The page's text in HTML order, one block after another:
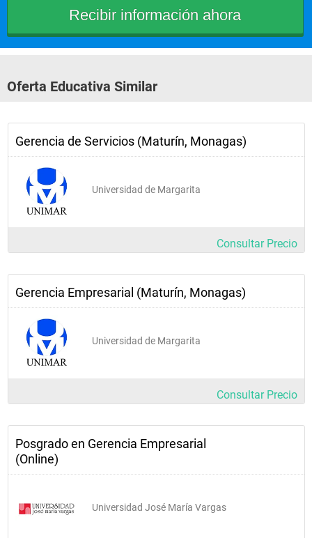
Oferta Educativa Similar
Gerencia de Servicios (Maturín, Monagas)
Universidad de Margarita
Consultar Precio
Gerencia Empresarial (Maturín, Monagas)
Universidad de Margarita
Consultar Precio
Posgrado en Gerencia Empresarial
(Online)
Universidad José María Vargas